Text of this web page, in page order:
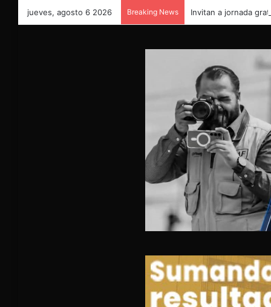
jueves, agosto 6 2026 Breaking News Invitan a jornada